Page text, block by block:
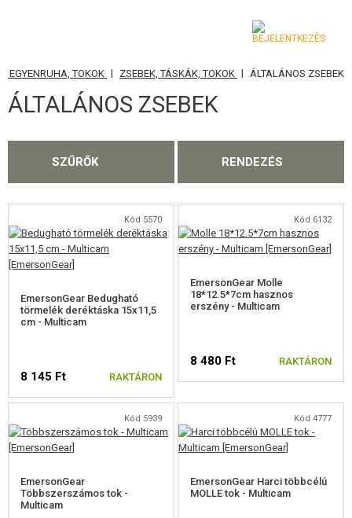
KATEGÓRIA
AIRSOFT FEGYVEREK
GRÁNÁTVETŐK, GRÁNÁTOK
AKKUMULÁTOROK, TÖLTŐK
SZEMÜVEGEK, MASZKOK
FELSZERELÉS, EGYENRUHA, TOKOK
SISAKOK, FEJVÉDŐK
GYEREK FELSZERELÉS
EGYENRUHA, TOKOK | ZSEBEK, TÁSKÁK, TOKOK | ÁLTALÁNOS ZSEBEK
ÁLTALÁNOS ZSEBEK
SZŰRŐK RENDEZÉS
Kód 5570
EmersonGear Bedugható
törmelék deréktáska 15x11,5
cm - Multicam
8 145 Ft RAKTÁRON
Kód 6132
EmersonGear Molle
18*12.5*7cm hasznos
erszény - Multicam
8 480 Ft RAKTÁRON
Kód 5939
EmersonGear
Többszerszámos tok -
Multicam
Kód 4777
EmersonGear Harci többcélú
MOLLE tok - Multicam